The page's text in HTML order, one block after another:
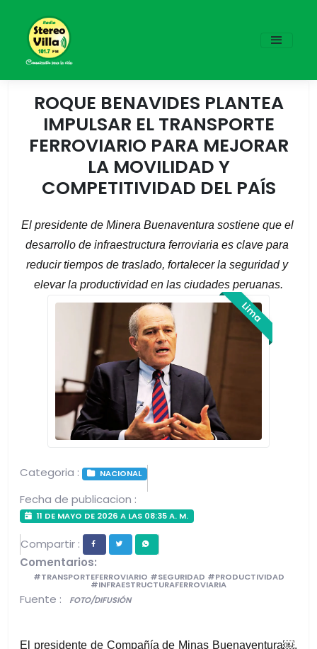
ROQUE BENAVIDES PLANTEA
IMPULSAR EL TRANSPORTE
FERROVIARIO PARA MEJORAR
LA MOVILIDAD Y
COMPETITIVIDAD DEL PAÍS
El presidente de Minera Buenaventura sostiene que el
desarrollo de infraestructura ferroviaria es clave para
reducir tiempos de traslado, fortalecer la seguridad y
elevar la productividad en las ciudades peruanas.
Lima
Categoria : NACIONAL
Fecha de publicacion :
11 DE MAYO DE 2026 A LAS 08:35 A. M.
Compartir :
Comentarios:
#TRANSPORTEFERROVIARIO #SEGURIDAD #PRODUCTIVIDAD
#INFRAESTRUCTURAFERROVIARIA
Fuente : FOTO/DIFUSIÓN
El presidente de Compañía de Minas Buenaventura￼,